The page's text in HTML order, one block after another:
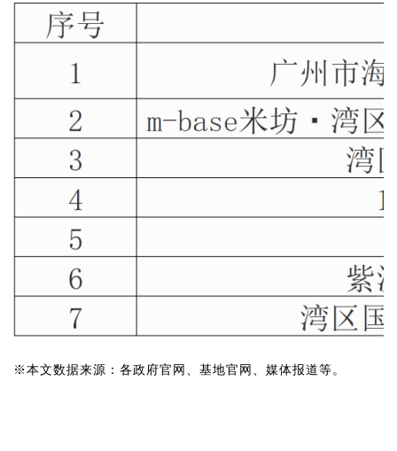
※本文数据来源：各政府官网、基地官网、媒体报道等。